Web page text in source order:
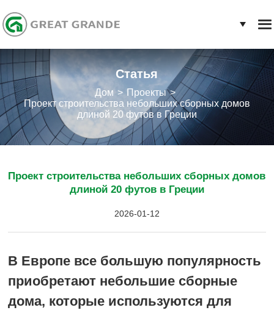
Статья
Дом
Проекты
Проект строительства небольших сборных домов
длиной 20 футов в Греции
Проект строительства небольших сборных домов
длиной 20 футов в Греции
2026-01-12
В Европе все большую популярность
приобретают небольшие сборные
дома, которые используются для